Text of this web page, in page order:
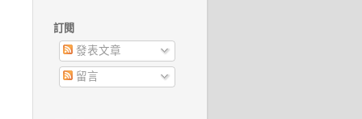
訂閱
發表文章
留言